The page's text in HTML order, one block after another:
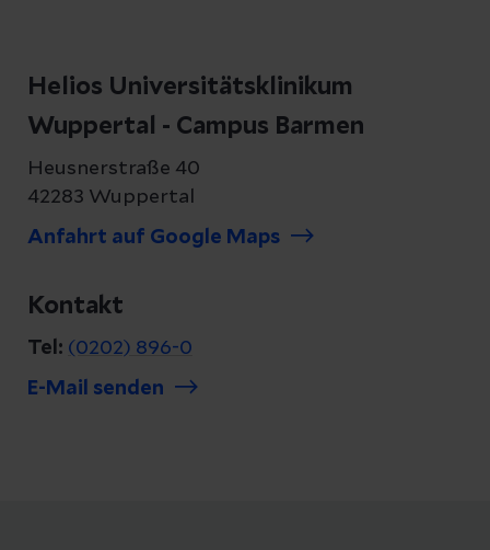
Helios Universitätsklinikum
Wuppertal - Campus Barmen
Heusnerstraße 40
42283 Wuppertal
Anfahrt auf Google Maps
Kontakt
Tel: (0202) 896-0
E-Mail senden